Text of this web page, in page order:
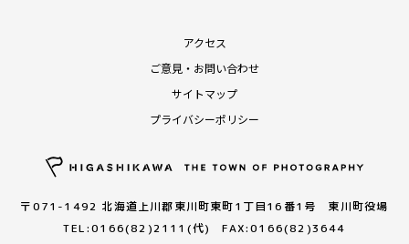
アクセス
ご意見・お問い合わせ
サイトマップ
プライバシーポリシー
〒071-1492 北海道上川郡東川町東町1丁目16番1号 東川町役場
TEL:0166(82)2111(代) FAX:0166(82)3644